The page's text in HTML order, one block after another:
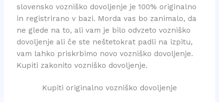
slovensko vozniško dovoljenje je 100% originalno
in registrirano v bazi. Morda vas bo zanimalo, da
ne glede na to, ali vam je bilo odvzeto vozniško
dovoljenje ali če ste neštetokrat padli na izpitu,
vam lahko priskrbimo novo vozniško dovoljenje.
Kupiti zakonito vozniško dovoljenje.
Kupiti originalno vozniško dovoljenje